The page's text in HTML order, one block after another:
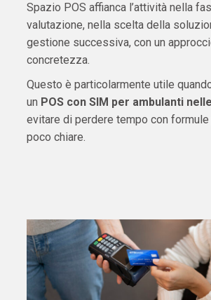
Spazio POS affianca l’attività nella
valutazione, nella scelta della
gestione successiva, con un
concretezza.
Questo è particolarmente utile
un POS con SIM per ambulanti
evitare di perdere tempo con
poco chiare.